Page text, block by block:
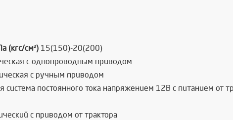
(кгс/см²) 15(150)-20(200)
с однопроводным приводом
с ручным приводом
система постоянного тока напряжением 12В с питанием от
с приводом от трактора